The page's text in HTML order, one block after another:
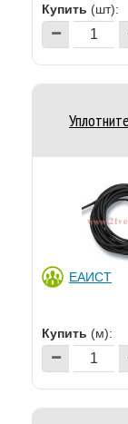
Купить (шт):
ЕАИСТ
Купить (м):